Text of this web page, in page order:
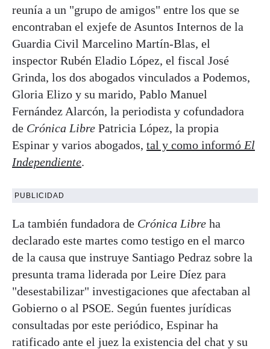
reunía a un "grupo de amigos" entre los que se
encontraban el exjefe de Asuntos Internos de la
Guardia Civil Marcelino Martín-Blas, el
inspector Rubén Eladio López, el fiscal José
Grinda, los dos abogados vinculados a Podemos,
Gloria Elizo y su marido, Pablo Manuel
Fernández Alarcón, la periodista y cofundadora
de Crónica Libre Patricia López, la propia
Espinar y varios abogados, tal y como informó El
Independiente.
PUBLICIDAD
La también fundadora de Crónica Libre ha
declarado este martes como testigo en el marco
de la causa que instruye Santiago Pedraz sobre la
presunta trama liderada por Leire Díez para
"desestabilizar" investigaciones que afectaban al
Gobierno o al PSOE. Según fuentes jurídicas
consultadas por este periódico, Espinar ha
ratificado ante el juez la existencia del chat y su